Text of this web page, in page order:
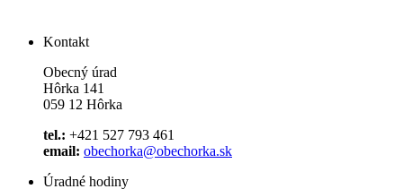
Kontakt
Obecný úrad
Hôrka 141
059 12 Hôrka
tel.: +421 527 793 461
email: obechorka@obechorka.sk
Úradné hodiny